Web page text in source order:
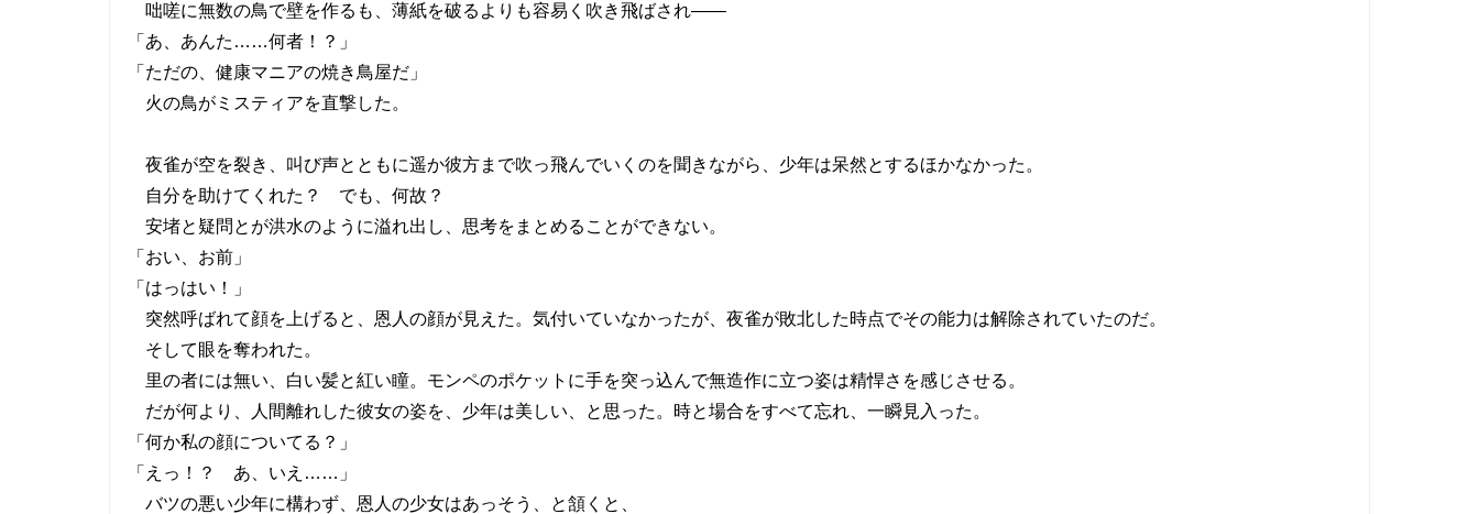
咄嗟に無数の鳥で壁を作るも、薄紙を破るよりも容易く吹き飛ばされ――
「あ、あんた……何者！？」
「ただの、健康マニアの焼き鳥屋だ」
火の鳥がミスティアを直撃した。
夜雀が空を裂き、叫び声とともに遥か彼方まで吹っ飛んでいくのを聞きながら、少年は呆然とするほかなかった。
自分を助けてくれた？ でも、何故？
安堵と疑問とが洪水のように溢れ出し、思考をまとめることができない。
「おい、お前」
「はっはい！」
突然呼ばれて顔を上げると、恩人の顔が見えた。気付いていなかったが、夜雀が敗北した時点でその能力は解除されていたのだ。
そして眼を奪われた。
里の者には無い、白い髪と紅い瞳。モンペのポケットに手を突っ込んで無造作に立つ姿は精悍さを感じさせる。
だが何より、人間離れした彼女の姿を、少年は美しい、と思った。時と場合をすべて忘れ、一瞬見入った。
「何か私の顔についてる？」
「えっ！？ あ、いえ……」
バツの悪い少年に構わず、恩人の少女はあっそう、と頷くと、